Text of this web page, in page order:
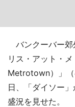
バンクーバー郊
リス・アット・
Metrotown）」
日、「ダイソー
盛況を見せた。